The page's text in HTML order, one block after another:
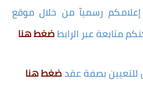
رسميآ من خلال موقع
متابعة عبر الرابطضغط هنا
بصفة عقدضغط هنا